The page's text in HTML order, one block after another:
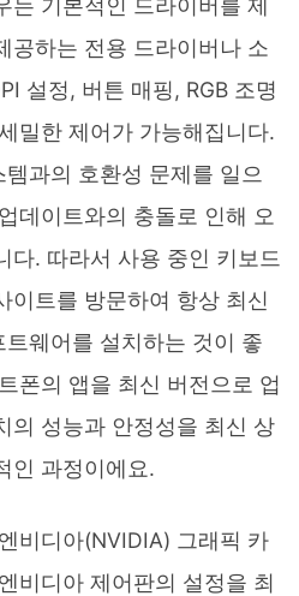
공하는 전용 드라이버나 소
설정, 버튼 매핑, RGB 조명
밀한 제어가 가능해집니다.
과의 호환성 문제를 일으
데이트와의 충돌로 인해 오
다. 따라서 사용 중인 키보드
이트를 방문하여 항상 최신
웨어를 설치하는 것이 좋
폰의 앱을 최신 버전으로 업
의 성능과 안정성을 최신 상
인 과정이에요.
비디아(NVIDIA) 그래픽 카
비디아 제어판의 설정을 최